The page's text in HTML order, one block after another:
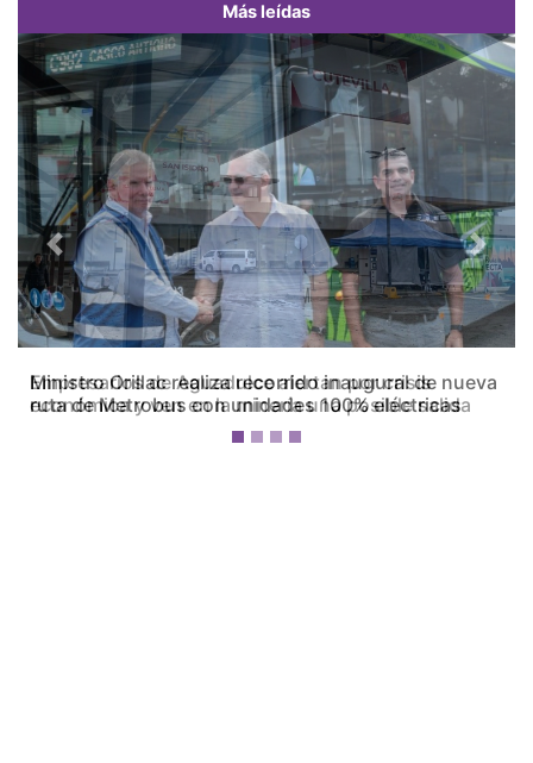
Más leídas
Empresarios de Aguadulce alertan por crisis
económica y ven en la minería una posible salida
Previous Next